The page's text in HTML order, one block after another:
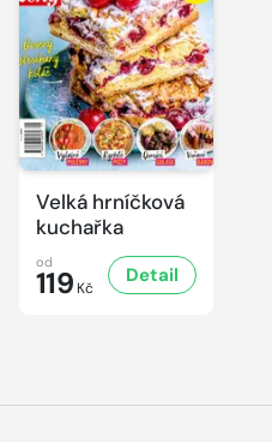
Velká hrníčková
kuchařka
od
119 Kč
Detail